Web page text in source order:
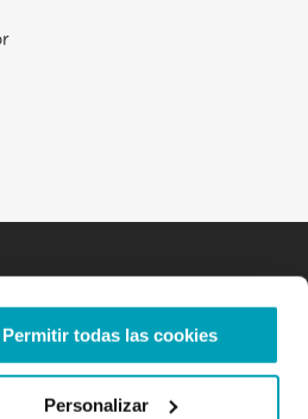
Permitir todas las cookies
Personalizar